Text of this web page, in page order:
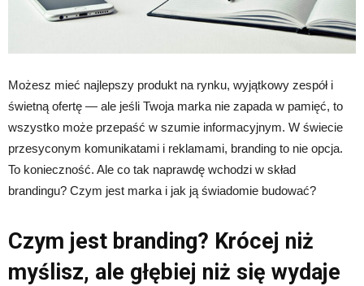
Możesz mieć najlepszy produkt na rynku, wyjątkowy zespół i
świetną ofertę — ale jeśli Twoja marka nie zapada w pamięć, to
wszystko może przepaść w szumie informacyjnym. W świecie
przesyconym komunikatami i reklamami, branding to nie opcja.
To konieczność. Ale co tak naprawdę wchodzi w skład
brandingu? Czym jest marka i jak ją świadomie budować?
Czym jest branding? Krócej niż
myślisz, ale głębiej niż się wydaje